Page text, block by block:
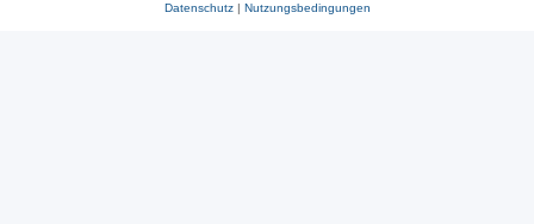
Datenschutz| Nutzungsbedingungen